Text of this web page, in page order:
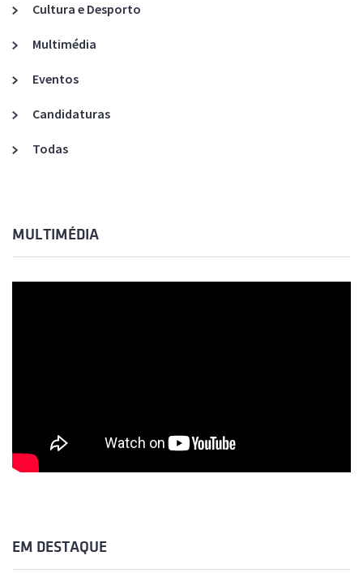
Cultura e Desporto
Multimédia
Eventos
Candidaturas
Todas
MULTIMÉDIA
EM DESTAQUE